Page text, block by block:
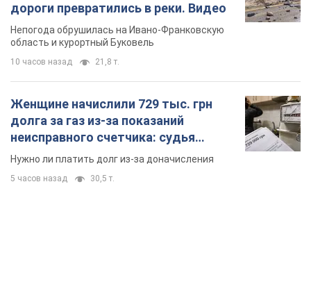
дороги превратились в реки. Видео
Непогода обрушилась на Ивано-Франковскую
область и курортный Буковель
10 часов назад 21,8 т.
Женщине начислили 729 тыс. грн
долга за газ из-за показаний
неисправного счетчика: судья
вынес неожиданное решение
Нужно ли платить долг из-за доначисления
5 часов назад 30,5 т.